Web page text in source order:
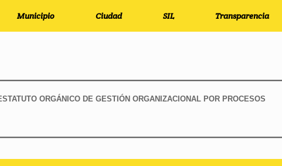
Municipio Ciudad SIL Transparencia
ORGÁNICO DE GESTIÓN ORGANIZACIONAL POR PROCESOS